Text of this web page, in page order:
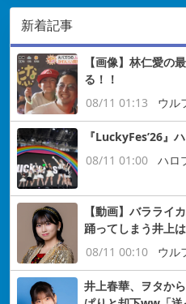
新着記事
【画像】林仁愛の
る！！
08/11 01:13
ウル
『LuckyFes’26』
08/11 01:00
ハロ
【動画】バラライ
踊ってしまう井上
08/11 00:10
ウル
井上春華、ヲタか